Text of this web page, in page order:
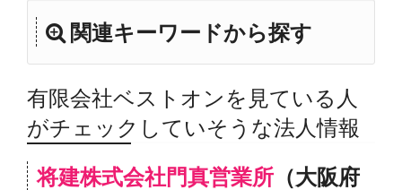
関連キーワードから探す
有限会社ベストオンを見ている人
がチェックしていそうな法人情報
将建株式会社門真営業所 （大阪府